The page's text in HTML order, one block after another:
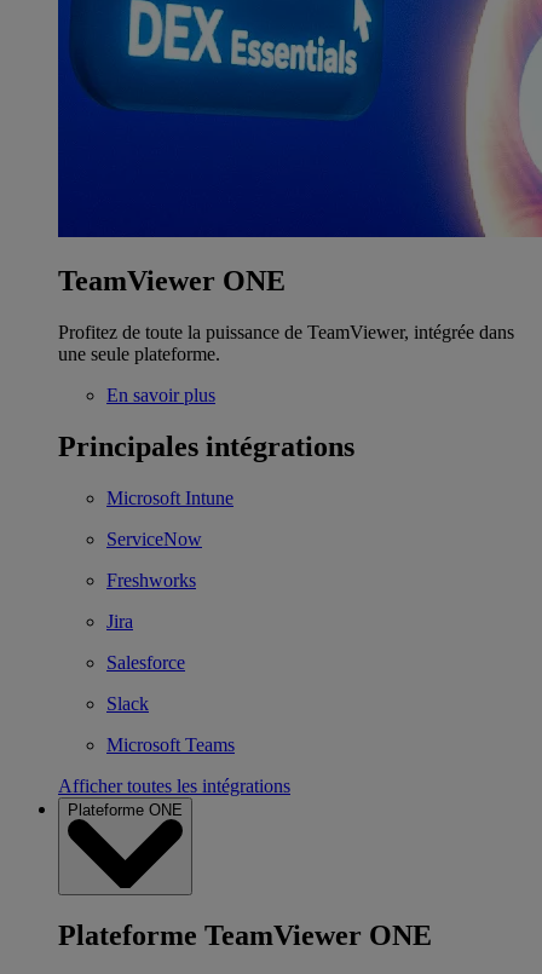
TeamViewer ONE
Profitez de toute la puissance de TeamViewer, intégrée dans
une seule plateforme.
En savoir plus
Principales intégrations
Microsoft Intune
ServiceNow
Freshworks
Jira
Salesforce
Slack
Microsoft Teams
Afficher toutes les intégrations
Plateforme ONE
Plateforme TeamViewer ONE